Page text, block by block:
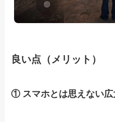
良い点（メリット）
① スマホとは思えない広